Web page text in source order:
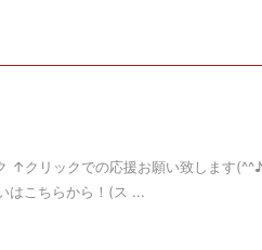
↑クリックでの応援お願い致します
はこちらから！(ス ...